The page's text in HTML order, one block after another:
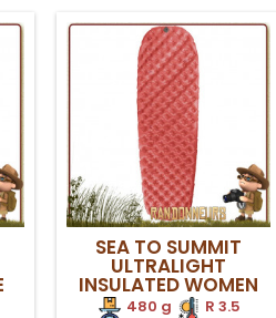
pour éviter de perdre de la
chaleur corporelle vers le
sol. Pompe Airstream
fournie pour assurer un
gonflage...
SEA TO SUMMIT
ULTRALIGHT
INSULATED WOMEN
480 g
R 3.5